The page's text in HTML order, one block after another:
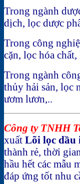
Trong ngành
dịch, lọc dược
Trong công
cặn, lọc hóa
Trong ngành
thủy hải sản, lọc
ươm lươn,..
Công ty TNHH
xuất Lõi lọc dầu
thành rẻ, thời
hầu hết các mẫu
đáp ứng tốt nhu